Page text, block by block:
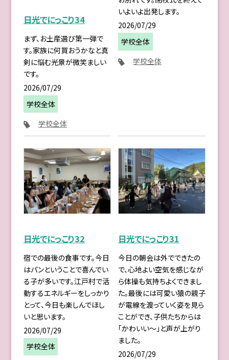
日光でにっこり34
まず、お土産選び第一弾で
す。家族に何買おうかなと真
剣に悩む光景が微笑ましい
です。
2026/07/29
学校全体
学校全体
いよいよ出発します。
2026/07/29
学校全体
学校全体
日光でにっこり32
宿での最後の食事です。今日
はパンということで喜んでい
る子が多いです。江戸村で活
動するエネルギーをしっかり
とって、今日も楽しんでほし
いと思います。
2026/07/29
学校全体
日光でにっこり31
今日の朝会は外でできたの
で、心地よい空気を感じなが
ら体操も気持ちよくできまし
た。最後には可愛い猿の親子
が電線を渡っていく姿を見ら
ことができ、子供たちからは
「かわいい〜」と声が上がり
ました。
2026/07/29